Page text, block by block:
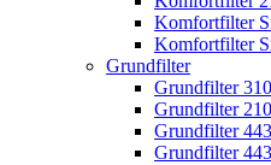
Komfortfilter
Komfortfilter
Grundfilter
Grundfilter
Grundfilter
Grundfilter
Grundfilter